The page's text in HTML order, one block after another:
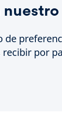
por